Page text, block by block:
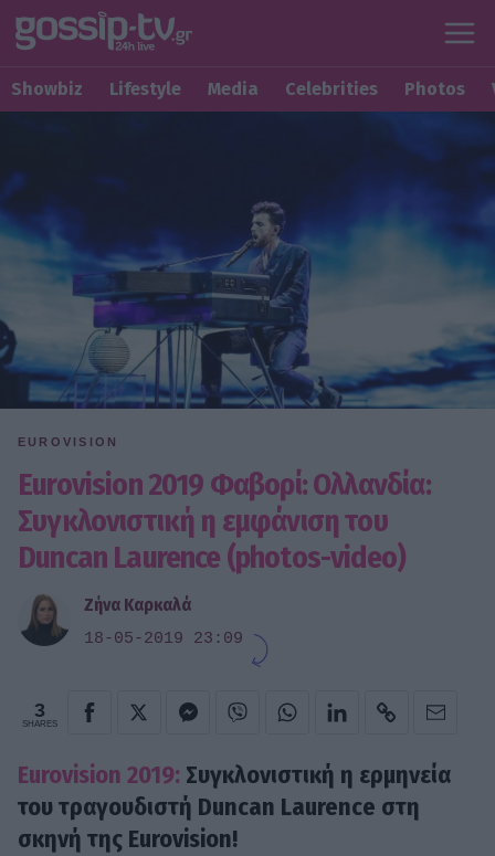
Showbiz Lifestyle Media Celebrities Photos
EUROVISION
Eurovision 2019 Φαβορί: Ολλανδία:
Συγκλονιστική η εμφάνιση του
Duncan Laurence (photos-video)
Ζήνα Καρκαλά
18-05-2019 23:09
3
SHARES
Eurovision 2019: Συγκλονιστική η ερμηνεία
του τραγουδιστή Duncan Laurence στη
σκηνή της Eurovision!